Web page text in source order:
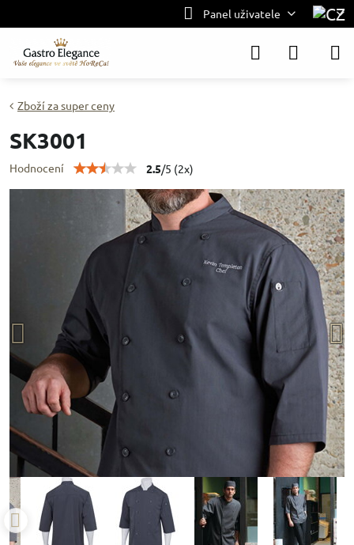
Panel uživatele
Zboží za super ceny
SK3001
Hodnocení 2.5/5 (2x)